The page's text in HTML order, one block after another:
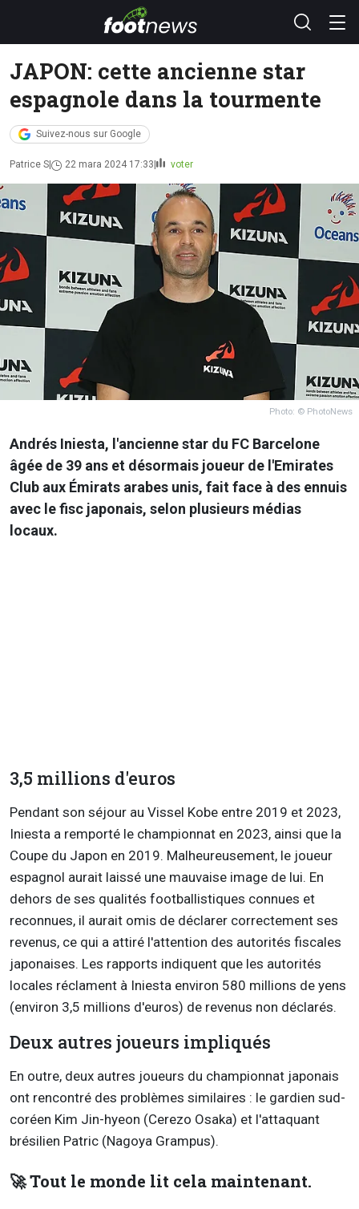
JAPON: cette ancienne star
espagnole dans la tourmente
Suivez-nous sur Google
Patrice S 22 mara 2024 17:33 voter
Photo: © PhotoNews
Andrés Iniesta, l'ancienne star du FC Barcelone
âgée de 39 ans et désormais joueur de l'Emirates
Club aux Émirats arabes unis, fait face à des ennuis
avec le fisc japonais, selon plusieurs médias
locaux.
3,5 millions d'euros
Pendant son séjour au Vissel Kobe entre 2019 et 2023,
Iniesta a remporté le championnat en 2023, ainsi que la
Coupe du Japon en 2019. Malheureusement, le joueur
espagnol aurait laissé une mauvaise image de lui. En
dehors de ses qualités footballistiques connues et
reconnues, il aurait omis de déclarer correctement ses
revenus, ce qui a attiré l'attention des autorités fiscales
japonaises. Les rapports indiquent que les autorités
locales réclament à Iniesta environ 580 millions de yens
(environ 3,5 millions d'euros) de revenus non déclarés.
Deux autres joueurs impliqués
En outre, deux autres joueurs du championnat japonais
ont rencontré des problèmes similaires : le gardien sud-
coréen Kim Jin-hyeon (Cerezo Osaka) et l'attaquant
brésilien Patric (Nagoya Grampus).
🚀 Tout le monde lit cela maintenant.